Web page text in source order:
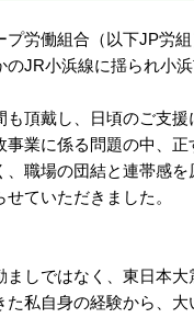
プ労働組合（以下JP労
JR小浜線に揺られ小浜
も頂戴し、日頃のご支
事業に係る問題の中、
職場の団結と連帯感
ていただきました。
ましではなく、東日本
私自身の経験から、